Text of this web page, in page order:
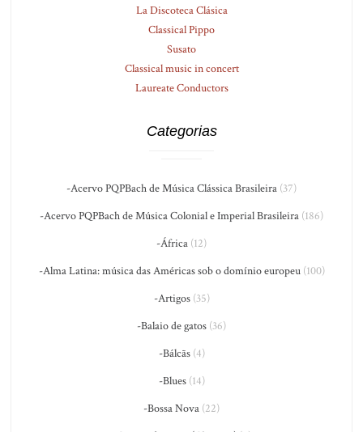
La Discoteca Clásica
Classical Pippo
Susato
Classical music in concert
Laureate Conductors
Categorias
-Acervo PQPBach de Música Clássica Brasileira (37)
-Acervo PQPBach de Música Colonial e Imperial Brasileira (186)
-África (12)
-Alma Latina: música das Américas sob o domínio europeu(100)
-Artigos(35)
-Balaio de gatos (36)
-Bálcãs(4)
-Blues(14)
-Bossa Nova (22)